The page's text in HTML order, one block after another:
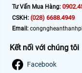
Tư Vấn Mua Hàng:
CSKH: (028) 6688.4949
Email:
Kết nối với chúng tôi
Facebook